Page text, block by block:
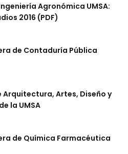
Agronómica UMSA:
2016 (PDF)
de Contaduría Pública
Arquitectura, Artes, Diseño y
la UMSA
de Química Farmacéutica